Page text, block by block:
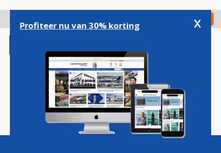
gaan
Check in
Magazine Podcasts Vacatures
Profiteer nu van 30% korting x